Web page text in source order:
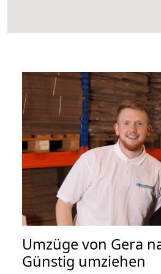
Umzüge von Gera
Günstig umziehen